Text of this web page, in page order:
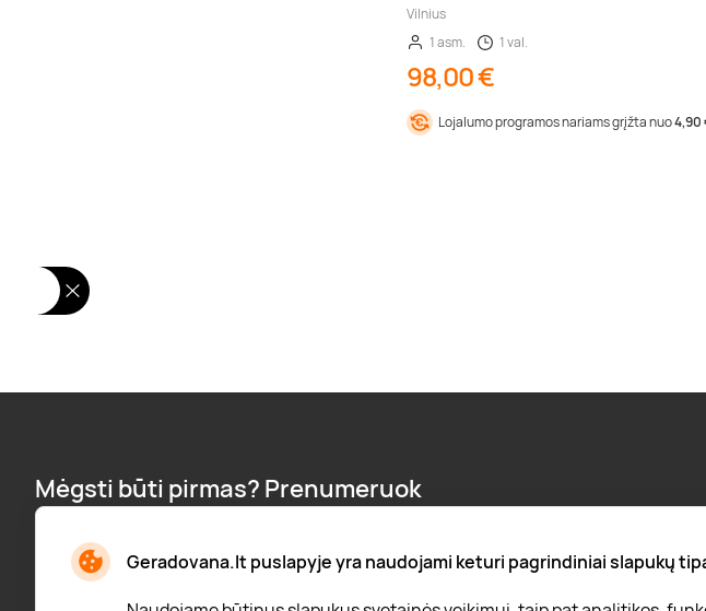
Geradovana.lt puslapyje yra naudojami keturi pagrindiniai slapukų
Vilnius
1 asm.
1 val.
98,00 €
Lojalumo programos nariams grįžta nuo4,90
Mėgsti būti pirmas? Prenumeruok
naujienlaiškį:
Naujienos, pranešimai apie nuolaidas ir dar daugiau!